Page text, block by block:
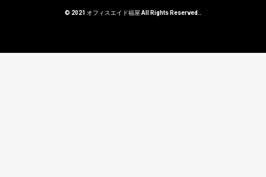
© 2021 オフィスエイド福屋 All Rights Reserved..